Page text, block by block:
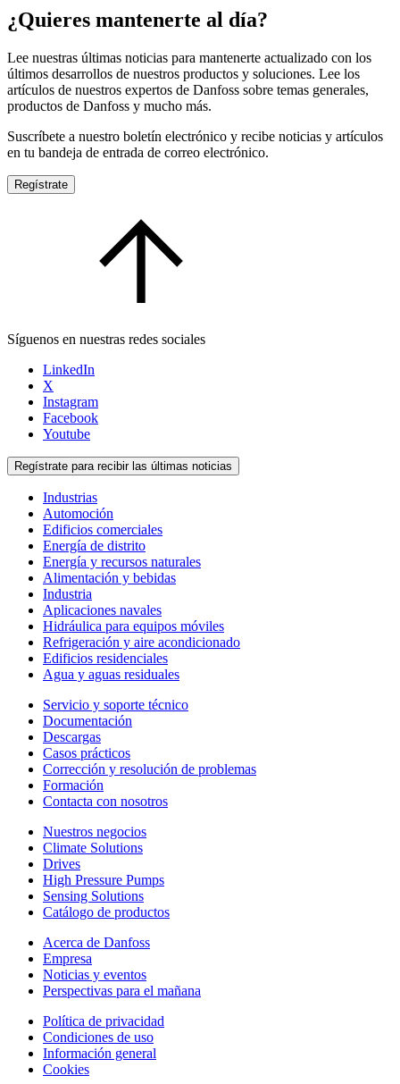
¿Quieres mantenerte al día?
Lee nuestras últimas noticias para mantenerte actualizado con los
últimos desarrollos de nuestros productos y soluciones. Lee los
artículos de nuestros expertos de Danfoss sobre temas generales,
productos de Danfoss y mucho más.
Suscríbete a nuestro boletín electrónico y recibe noticias y artículos
en tu bandeja de entrada de correo electrónico.
Regístrate
Síguenos en nuestras redes sociales
LinkedIn
X
Instagram
Facebook
Youtube
Regístrate para recibir las últimas noticias
Industrias
Automoción
Edificios comerciales
Energía de distrito
Energía y recursos naturales
Alimentación y bebidas
Industria
Aplicaciones navales
Hidráulica para equipos móviles
Refrigeración y aire acondicionado
Edificios residenciales
Agua y aguas residuales
Servicio y soporte técnico
Documentación
Descargas
Casos prácticos
Corrección y resolución de problemas
Formación
Contacta con nosotros
Nuestros negocios
Climate Solutions
Drives
High Pressure Pumps
Sensing Solutions
Catálogo de productos
Acerca de Danfoss
Empresa
Noticias y eventos
Perspectivas para el mañana
Política de privacidad
Condiciones de uso
Información general
Cookies